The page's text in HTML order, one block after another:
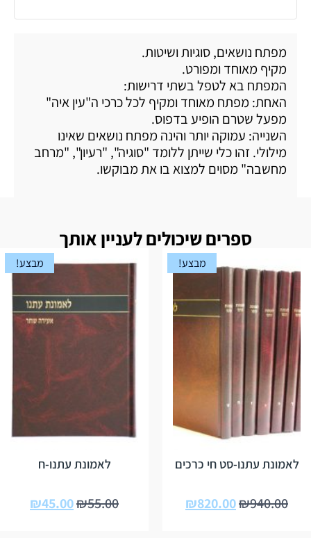
מפתח נושאים, סוגיות ושיטות.
מקיף מאוחד ומפורט.
המפתח בא לטפל בשתי דרישות:
האחת: מפתח מאוחד ומקיף לכל כרכי ה"עין איה"
מפעל שטרם הופיע בדפוס.
השנייה: עמוקה יותר והינה מפתח נושאים שאינו
מילולי. זהו כלי שייתן ללומד "סוגיה", "רעיון", "מרחב
מחשבה" מסוים למצוא בו את מבוקשו.
ספרים שיכולים לעניין אותך
מבצע!
לאמונת עתנו-סט חי כרכים
₪940.00
₪820.00
מבצע!
לאמונת עתנו-ח
₪55.00
₪45.00